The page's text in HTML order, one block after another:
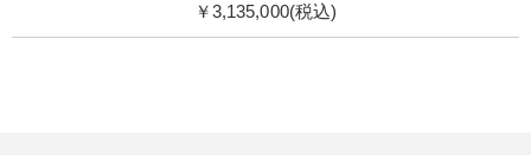
￥3,135,000(税込)